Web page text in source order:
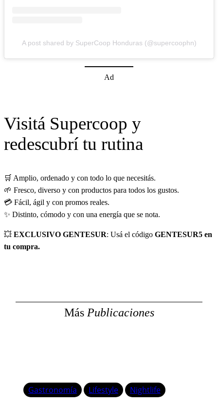
A post shared by SuperCoop Honduras (@supercoophn)
Ad
Visitá Supercoop y
redescubrí tu rutina
🛒 Amplio, ordenado y con todo lo que necesitás.
🌱 Fresco, diverso y con productos para todos los gustos.
💳 Fácil, ágil y con promos reales.
✨ Distinto, cómodo y con una energía que se nota.
💥 EXCLUSIVO GENTESUR: Usá el código GENTESUR5 en
tu compra.
MásPublicaciones
Gastronomía Lifestyle Nightlife